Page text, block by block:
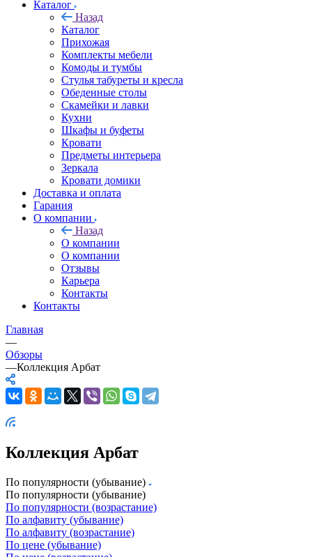
Каталог
Назад
Каталог
Прихожая
Комплекты мебели
Комоды и тумбы
Стулья табуреты и кресла
Обеденные столы
Скамейки и лавки
Кухни
Шкафы и буфеты
Кровати
Предметы интерьера
Зеркала
Кровати домики
Доставка и оплата
Гарания
О компании
Назад
О компании
О компании
Отзывы
Карьера
Контакты
Контакты
Главная
—
Обзоры
—Коллекция Арбат
Коллекция Арбат
По популярности (убывание)
По популярности (убывание)
По популярности (возрастание)
По алфавиту (убывание)
По алфавиту (возрастание)
По цене (убывание)